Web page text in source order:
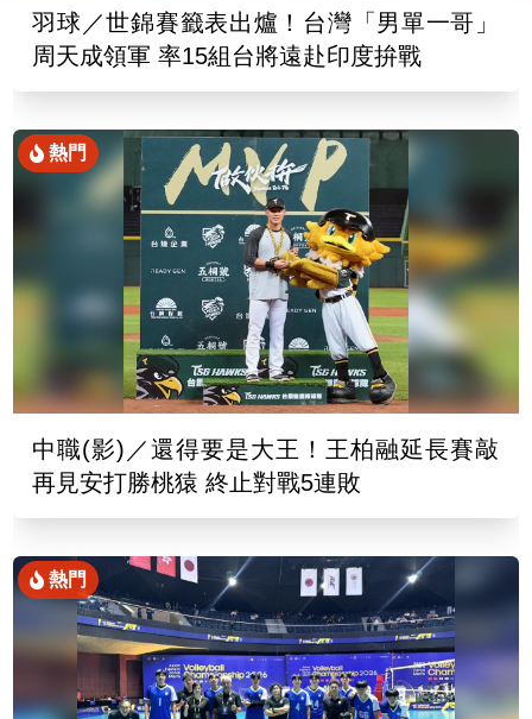
羽球／世錦賽籤表出爐！台灣「男單一哥」
周天成領軍 率15組台將遠赴印度拚戰
熱門
中職(影)／還得要是大王！王柏融延長賽敲
再見安打勝桃猿 終止對戰5連敗
熱門